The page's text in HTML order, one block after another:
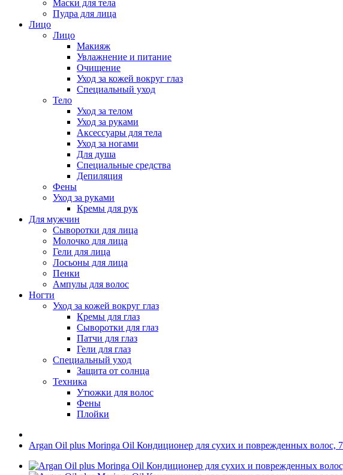
Маски для тела
Пудра для лица
Лицо
Лицо
Макияж
Увлажнение и питание
Очищение
Уход за кожей вокруг глаз
Специальный уход
Тело
Уход за телом
Уход за руками
Аксессуары для тела
Уход за ногами
Для душа
Специальные средства
Депиляция
Фены
Уход за руками
Кремы для рук
Для мужчин
Сыворотки для лица
Молочко для лица
Гели для лица
Лосьоны для лица
Пенки
Ампулы для волос
Ногти
Уход за кожей вокруг глаз
Кремы для глаз
Сыворотки для глаз
Патчи для глаз
Гели для глаз
Специальный уход
Защита от солнца
Техника
Утюжки для волос
Фены
Плойки
Argan Oil plus Moringa Oil Кондиционер для сухих и поврежденных волос,